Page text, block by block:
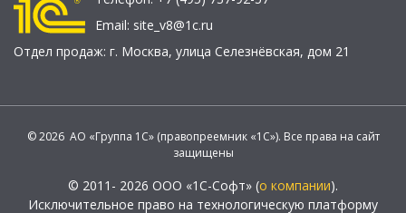
Email: site_v8@1c.ru
Отдел продаж: г. Москва, улица Селезнёвская, дом 21
© 2026 АО «Группа 1С» (правопреемник «1С»). Все права на сайт
защищены
© 2011- 2026 ООО «1С-Софт» (о компании).
Исключительное право на технологическую платформу